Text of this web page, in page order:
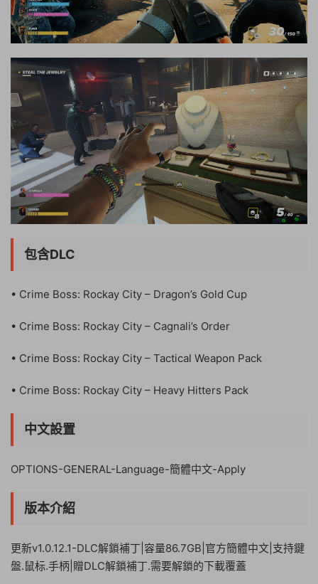
包含DLC
• Crime Boss: Rockay City – Dragon’s Gold Cup
• Crime Boss: Rockay City – Cagnali’s Order
• Crime Boss: Rockay City – Tactical Weapon Pack
• Crime Boss: Rockay City – Heavy Hitters Pack
中文設置
OPTIONS-GENERAL-Language-簡體中文-Apply
版本介紹
更新v1.0.12.1-DLC解鎖補丁|容量86.7GB|官方簡體中文|支持鍵
盤.鼠标.手柄|贈DLC解鎖補丁.需要解鎖的下載覆蓋